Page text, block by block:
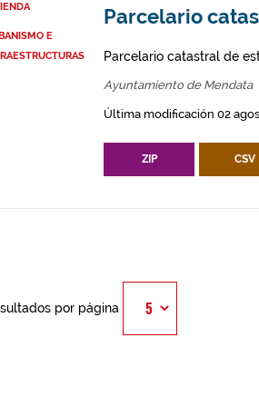
E
Parcelario
Parcelario catastral de
Ayuntamiento de Mendata
Última modificación 02
ZIP CSV
por página